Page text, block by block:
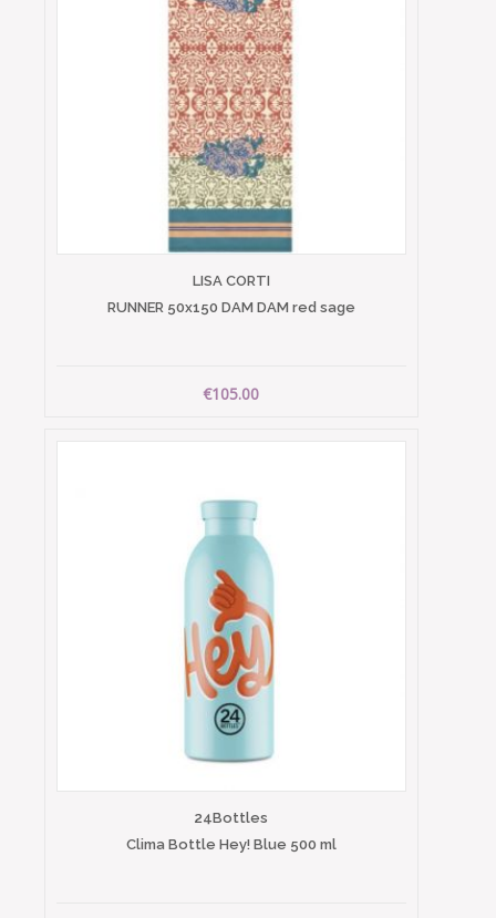
LISA CORTI
RUNNER 50x150 DAM DAM red sage
€105.00
24Bottles
Clima Bottle Hey! Blue 500 ml